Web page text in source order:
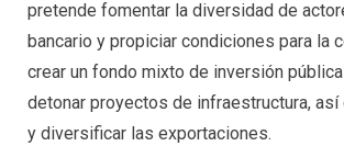
pretende fomentar la diversidad de
bancario y propiciar condiciones para la
crear un fondo mixto de inversión
detonar proyectos de infraestructura, así
y diversificar las exportaciones.